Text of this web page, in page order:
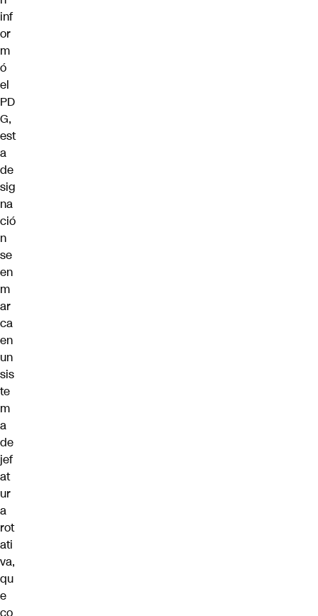
inf
or
m
ó
el
PD
G,
est
a
de
sig
na
ció
n
se
en
m
ar
ca
en
un
sis
te
m
a
de
jef
at
ur
a
rot
ati
va,
qu
e